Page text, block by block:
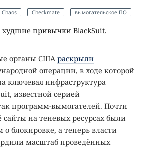
Chaos Checkmate вымогательское ПО
худшие привычки BlackSuit.
органы США раскрыли
операции, в ходе которой
ключевая инфраструктура
известной серией
программ-вымогателей. Почти
сайты на теневых ресурсах были
блокировке, а теперь власти
масштаб проведённых